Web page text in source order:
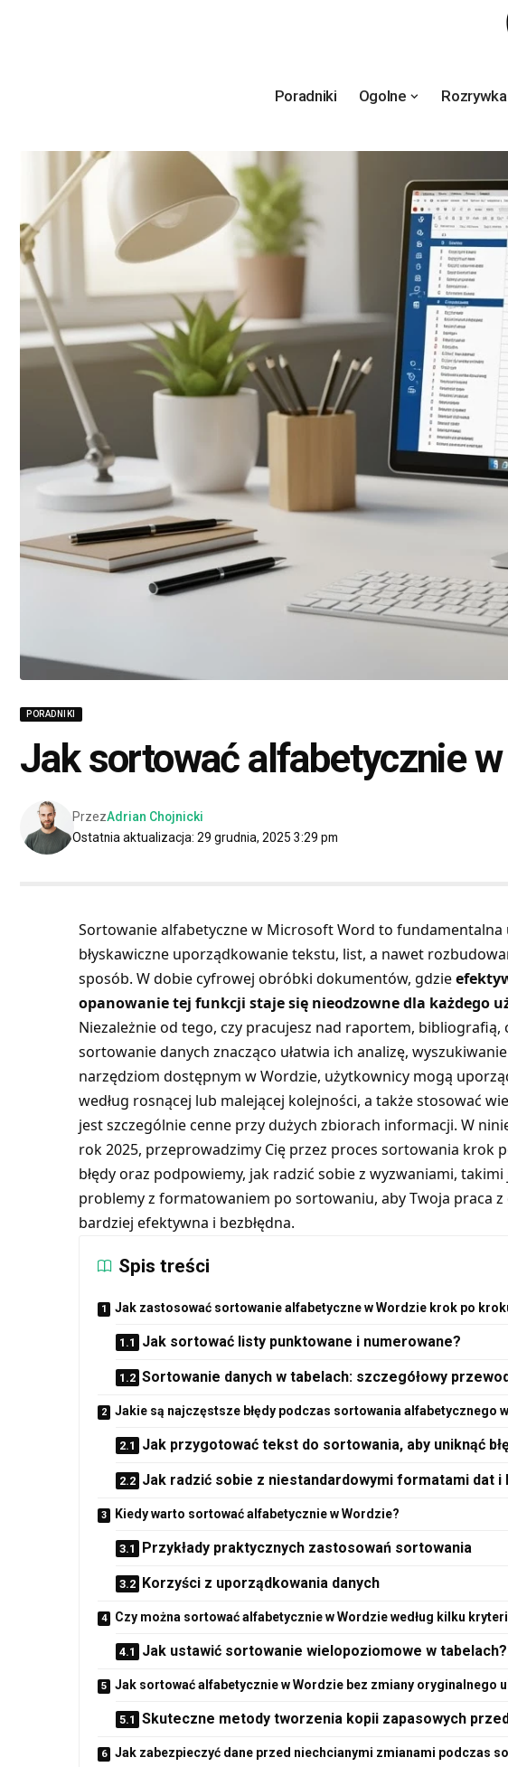
Poradniki Ogolne Rozrywka
PORADNIKI
Jak sortować alfabetycznie
Ostatnia aktualizacja: 29 grudnia, 2025 3:29 pm
PrzezAdrian Chojnicki
Sortowanie alfabetyczne w Microsoft Word to
błyskawiczne uporządkowanie tekstu, list, a nawet
sposób. W dobie cyfrowej obróbki dokumentów, gdzie
opanowanie tej funkcji staje się nieodzowne dla każdego
Niezależnie od tego, czy pracujesz nad raportem, bibliografią,
sortowanie danych znacząco ułatwia ich analizę,
narzędziom dostępnym w Wordzie, użytkownicy mogą
według rosnącej lub malejącej kolejności, a także stosować
jest szczególnie cenne przy dużych zbiorach informacji. W
rok 2025, przeprowadzimy Cię przez proces sortowania krok
błędy oraz podpowiemy, jak radzić sobie z wyzwaniami,
problemy z formatowaniem po sortowaniu, aby Twoja praca z
bardziej efektywna i bezbłędna.
Spis treści
Jak zastosować sortowanie alfabetyczne w Wordzie krok po
Jak sortować listy punktowane i numerowane?
Sortowanie danych w tabelach: szczegółowy
Jakie są najczęstsze błędy podczas sortowania alfabetycznego
Jak przygotować tekst do sortowania, aby uniknąć
Jak radzić sobie z niestandardowymi formatami dat i
Kiedy warto sortować alfabetycznie w Wordzie?
Przykłady praktycznych zastosowań sortowania
Korzyści z uporządkowania danych
Czy można sortować alfabetycznie w Wordzie według kilku
Jak ustawić sortowanie wielopoziomowe w tabelach?
Jak sortować alfabetycznie w Wordzie bez zmiany oryginalnego
Skuteczne metody tworzenia kopii zapasowych
Jak zabezpieczyć dane przed niechcianymi zmianami podczas